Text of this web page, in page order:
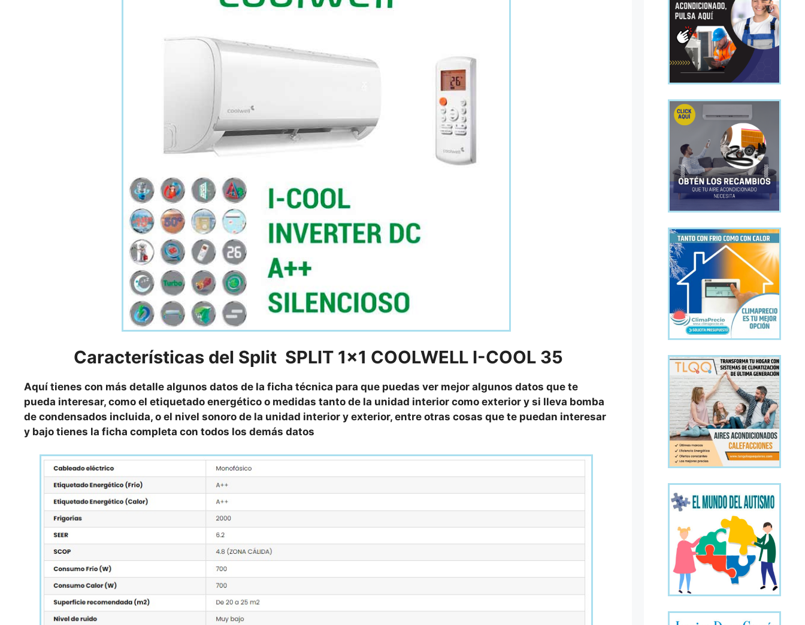
Características del Split SPLIT 1×1 COOLWELL I-COOL 35
Aquí tienes con más detalle algunos datos de la ficha técnica para que puedas ver mejor algunos datos que te
pueda interesar, como el etiquetado energético o medidas tanto de la unidad interior como exterior y si lleva bomba
de condensados incluida, o el nivel sonoro de la unidad interior y exterior, entre otras cosas que te puedan interesar
y bajo tienes la ficha completa con todos los demás datos